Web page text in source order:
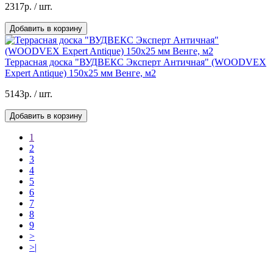
2317р. / шт.
Добавить в корзину
Террасная доска "ВУДВЕКС Эксперт Античная" (WOODVEX
Expert Antique) 150х25 мм Венге, м2
5143р. / шт.
Добавить в корзину
1
2
3
4
5
6
7
8
9
>
>|